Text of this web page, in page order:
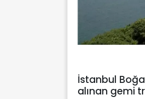
İstanbul
alınan gemi